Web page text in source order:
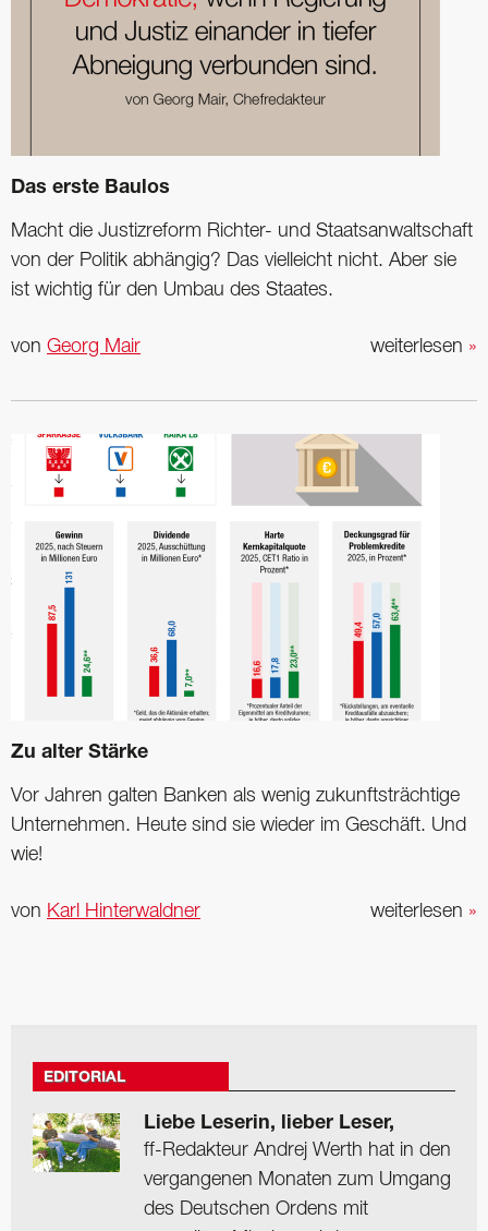
Das erste Baulos
Macht die Justizreform Richter- und Staatsanwaltschaft
von der Politik abhängig? Das vielleicht nicht. Aber sie
ist wichtig für den Umbau des Staates.
weiterlesen »
von Georg Mair
Zu alter Stärke
Vor Jahren galten Banken als wenig zukunftsträchtige
Unternehmen. Heute sind sie wieder im Geschäft. Und
wie!
weiterlesen »
von Karl Hinterwaldner
EDITORIAL
Liebe Leserin, lieber Leser,
ff-Redakteur Andrej Werth hat in den
vergangenen Monaten zum Umgang
des Deutschen Ordens mit